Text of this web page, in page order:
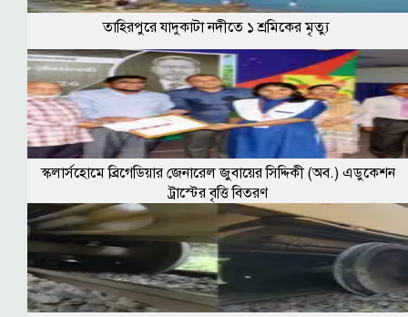
তাহিরপুরে যাদুকাটা নদীতে ১ শ্রমিকের মৃত্যু
স্কলার্সহোমে ব্রিগেডিয়ার জেনারেল জুবায়ের সিদ্দিকী (অব.) এডুকেশন
ট্রাস্টের বৃত্তি বিতরণ